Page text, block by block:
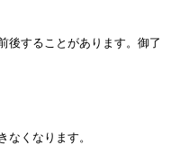
後することがあります。御了
なくなります。